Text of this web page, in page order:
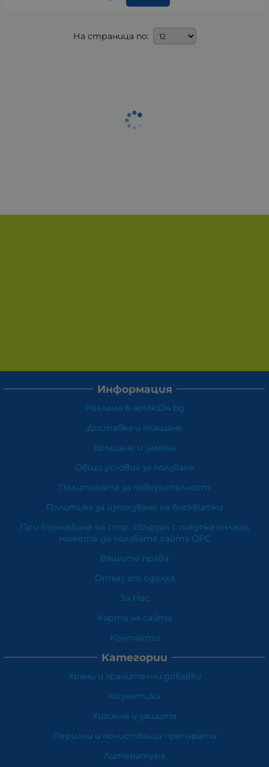
На страница по:
Информация
Реклама в apteka24.bg
Доставка и плащане
Връщане и замяна
Общи условия за ползване
Политиката за поверителност
Политика за използване на бисквитки
При възникване на спор, свързан с покупка онлайн,
можете да ползвате сайта ОРС
Вашите права
Отказ от сделка
За Нас
Карта на сайта
Контакти
Категории
Храни и хранителни добавки
Козметика
Хигиена и защита
Перилни и почистващи препарати
Литература